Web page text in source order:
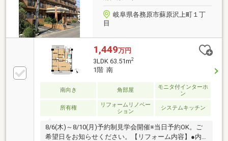
岐阜県各務原市蘇原沢上町１丁
目
1,449万円
3LDK 63.51m2
1階 南
南向き 角部屋
モニタ付インターホ
ン
所有権
リフォームリノベー
ション
システムキッチン
8/6(木)～8/10(月)予約制見学会開催※当日予約OK。ご
希望日をお知らせください。【リフォーム内容】●内